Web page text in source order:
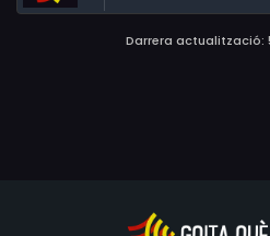
Darrera actualització: